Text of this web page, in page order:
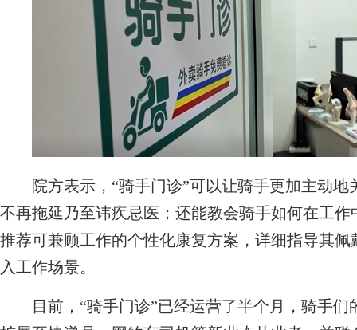
院方表示，“骑手门诊”可以让骑手更加主动地
不再拖延乃至讳疾忌医；还能教会骑手如何在工
推荐可兼顾工作的个性化康复方案，详细指导其
入工作场景。
目前，“骑手门诊”已经运营了半个月，骑手们